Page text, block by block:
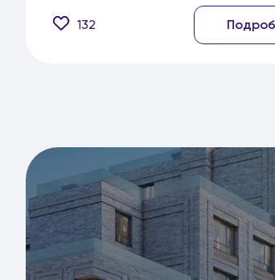
132